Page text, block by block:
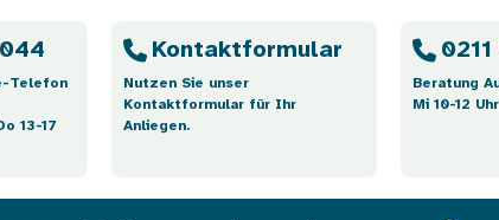
Telefon
13-17
Kontaktformular
Nutzen Sie unser
Kontaktformular für Ihr
Anliegen.
Beratung
Mi 10-12